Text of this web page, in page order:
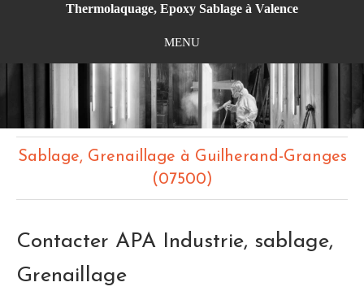
Thermolaquage, Epoxy Sablage à Valence
MENU
Sablage, Grenaillage à Guilherand-Granges
(07500)
Contacter APA Industrie, sablage,
Grenaillage